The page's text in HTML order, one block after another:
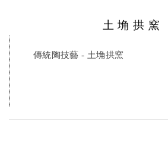
土埆拱窯
傳統陶技藝 - 土埆拱窯